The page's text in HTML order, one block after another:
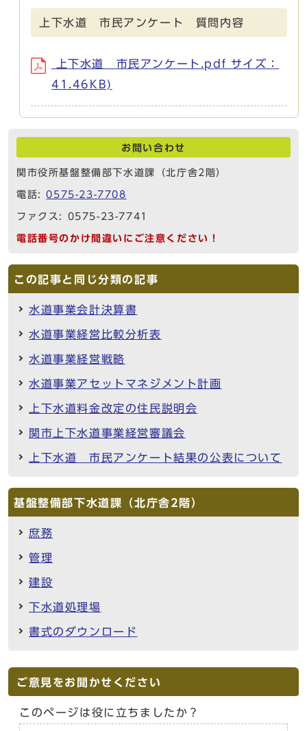
上下水道 市民アンケート 質問内容
上下水道 市民アンケート.pdf サイズ：
41.46KB)
お問い合わせ
関市役所基盤整備部下水道課（北庁舎2階）
電話:0575-23-7708
ファクス: 0575-23-7741
電話番号のかけ間違いにご注意ください！
この記事と同じ分類の記事
水道事業会計決算書
水道事業経営比較分析表
水道事業経営戦略
水道事業アセットマネジメント計画
上下水道料金改定の住民説明会
関市上下水道事業経営審議会
上下水道 市民アンケート結果の公表について
基盤整備部下水道課（北庁舎2階）
庶務
管理
建設
下水道処理場
書式のダウンロード
ご意見をお聞かせください
このページは役に立ちましたか？